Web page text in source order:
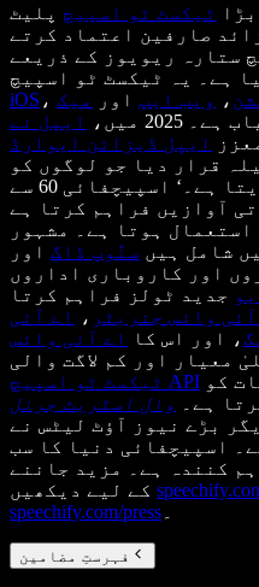
ٹیکسٹ ٹو اسپیچ پلیٹ
50 ملین سے زائد صارفین اعتماد کرتے
پانچ ستارہ ریویوز کے ذریعے
ہے۔ یہ ٹیکسٹ ٹو اسپیچ
iOS ، ، ویب ایپ اور
میک
میں،
ایپل نے
ایپل ڈیزائن ایوارڈ
قرار دیا جو لوگوں کو
اپنی زندگی جینے میں مدد دیتا ہے۔‘ اسپیچفائی 60 سے
میں 1,000+ قدرتی آوازیں فراہم کرتا ہے
ممالک میں استعمال ہوتا ہے۔ مشہور
شامل ہیں سنُوپ ڈاگ اور
اور کاروباری اداروں
جدید ٹولز فراہم کرتا
آئی وائس جنریٹر ،
اے آئی
، اور اس کا
اے آئی وائس
معیار اور کم لاگت والی
ٹیکسٹ ٹو اسپیچ API
ہے۔
وال اسٹریٹ جرنل
بڑے نیوز آؤٹ لیٹس نے
اسپیچفائی دنیا کا سب
کنندہ ہے۔ مزید جاننے
speechify.com/press
فہرستِ مضامین